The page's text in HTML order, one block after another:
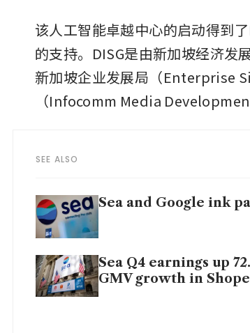
该人工智能卓越中心的启动得到
的支持。DISG是由新加坡经济发
新加坡企业发展局（Enterprise
（Infocomm Media
SEE ALSO
Sea and Google ink
Sea Q4 earnings up
GMV growth in